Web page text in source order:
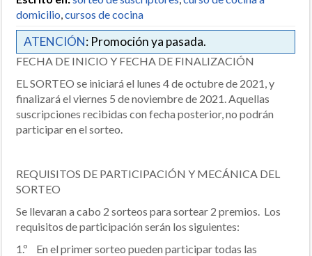
domicilio,cursos de cocina
ATENCIÓN: Promoción ya pasada.
FECHA DE INICIO Y FECHA DE FINALIZACIÓN
EL SORTEO se iniciará el lunes 4 de octubre de 2021, y
finalizará el viernes 5 de noviembre de 2021. Aquellas
suscripciones recibidas con fecha posterior, no podrán
participar en el sorteo.
REQUISITOS DE PARTICIPACIÓN Y MECÁNICA DEL
SORTEO
Se llevaran a cabo 2 sorteos para sortear 2 premios. Los
requisitos de participación serán los siguientes:
1.º En el primer sorteo pueden participar todas las